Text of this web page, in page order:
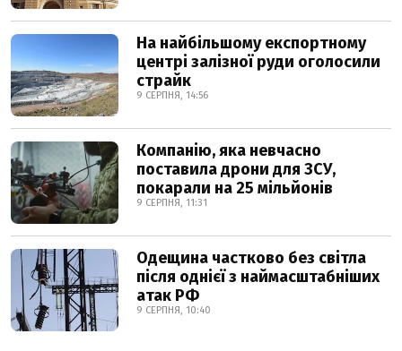
На найбільшому експортному
центрі залізної руди оголосили
страйк
9 СЕРПНЯ, 14:56
Компанію, яка невчасно
поставила дрони для ЗСУ,
покарали на 25 мільйонів
9 СЕРПНЯ, 11:31
Одещина частково без світла
після однієї з наймасштабніших
атак РФ
9 СЕРПНЯ, 10:40